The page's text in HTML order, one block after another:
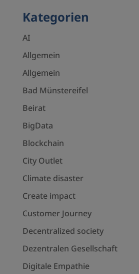
Kategorien
AI
Allgemein
Allgemein
Bad Münstereifel
Beirat
BigData
Blockchain
City Outlet
Climate disaster
Create impact
Customer Journey
Decentralized society
Dezentralen Gesellschaft
Digitale Empathie